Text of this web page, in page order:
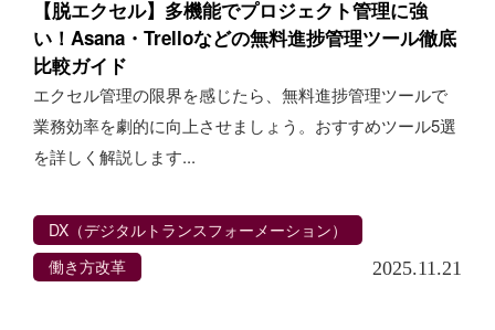
【脱エクセル】多機能でプロジェクト管理に強
い！Asana・Trelloなどの無料進捗管理ツール徹底
比較ガイド
エクセル管理の限界を感じたら、無料進捗管理ツールで
業務効率を劇的に向上させましょう。おすすめツール5選
を詳しく解説します...
DX（デジタルトランスフォーメーション）
働き方改革
2025.11.21